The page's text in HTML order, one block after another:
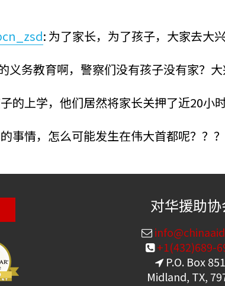
: 为了家长，为了孩子，大家去大
义务教育啊，警察们没有孩子没有家？
的上学，他们居然将家长关押了近20小
事情，怎么可能发生在伟大首都呢？？？
对华援助协
+1(432)689-
P.O. Box
Midland, TX,